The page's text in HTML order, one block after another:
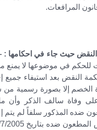
النقض حيث جاء في احكامها :
للحكم في موضوعها لا يمنع
النقض بعد استيفاء جميع
الخصم إلا بصورة رسمية من
وفاة سالف الذكر وأن ما
المطعون ضده المذكور سلفاً